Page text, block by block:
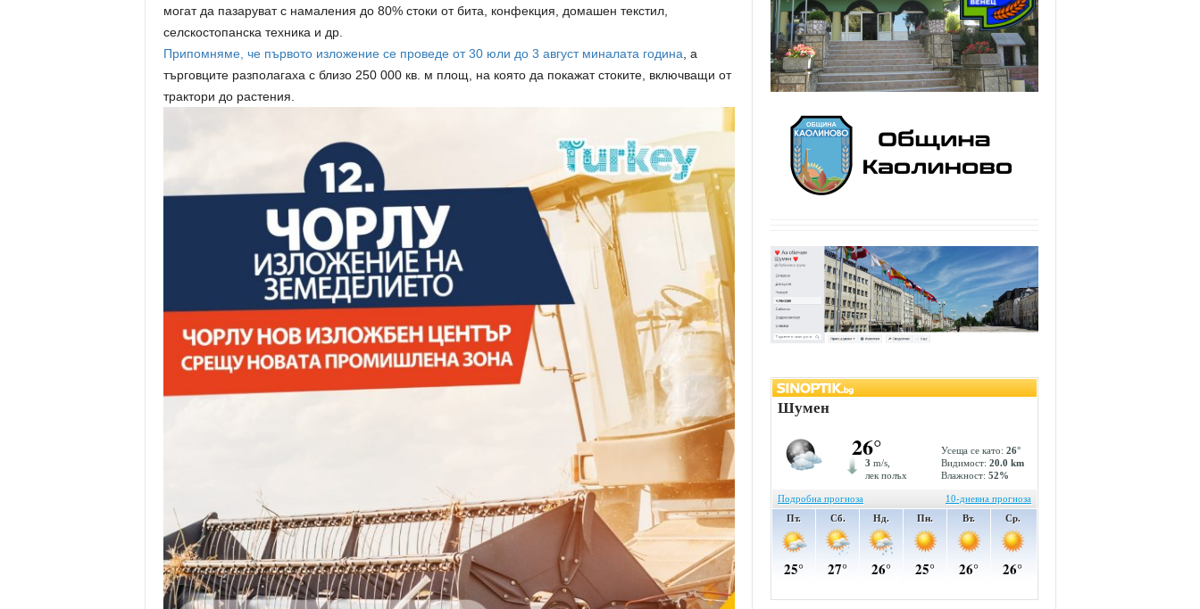
могат да пазаруват с намаления до 80% стоки от бита, конфекция, домашен текстил,
селскостопанска техника и др.
Припомняме, че първото изложение се проведе от 30 юли до 3 август миналата година , а
търговците разполагаха с близо 250 000 кв. м площ, на която да покажат стоките, включващи от
трактори до растения.